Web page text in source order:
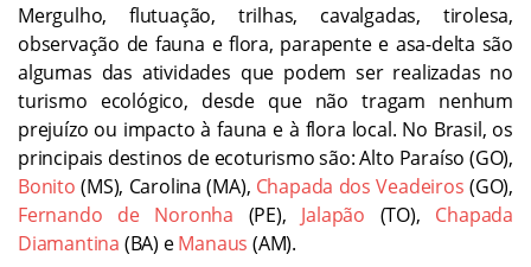
Mergulho, flutuação, trilhas, cavalgadas, tirolesa,
observação de fauna e flora, parapente e asa-delta são
algumas das atividades que podem ser realizadas no
turismo ecológico, desde que não tragam nenhum
prejuízo ou impacto à fauna e à flora local. No Brasil, os
principais destinos de ecoturismo são: Alto Paraíso (GO),
Bonito (MS), Carolina (MA), Chapada dos Veadeiros (GO),
Fernando de Noronha (PE), Jalapão (TO), Chapada
Diamantina (BA) eManaus (AM).